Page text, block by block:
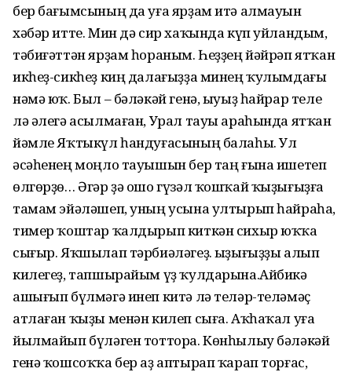
бер бағымсының да уға ярҙам итә алмауын
хәбәр итте. Мин дә сир хаҡында күп уйландым,
тәбиғәттән ярҙам һораным. Һеҙҙең йәйрәп ятҡан
икһеҙ-сикһеҙ киң далағыҙҙа минең ҡулымдағы
нәмә юҡ. Был – бәләкәй генә, ыуыҙ һайрар теле
лә әлегә асылмаған, Урал тауы араһында ятҡан
йәмле Яҡтыкүл һандуғасының балаһы. Ул
әсәһенең моңло тауышын бер таң ғына ишетеп
өлгөрҙө… Әгәр ҙә ошо гүзәл ҡошҡай ҡыҙығыҙға
тамам эйәләшеп, уның усына ултырып һайраһа,
тимер ҡоштар ҡалдырып киткән сихыр юҡҡа
сығыр. Яҡшылап тәрбиәләгеҙ. Ҡыҙығыҙҙы алып
килегеҙ, тапшырайым үҙ ҡулдарына.Айбикә
ашығып бүлмәгә инеп китә лә теләр-теләмәҫ
атлаған ҡыҙы менән килеп сыға. Аҡһаҡал уға
йылмайып бүләген тоттора. Көнһылыу бәләкәй
генә ҡошсоҡҡа бер аҙ аптырап ҡарап торғас,